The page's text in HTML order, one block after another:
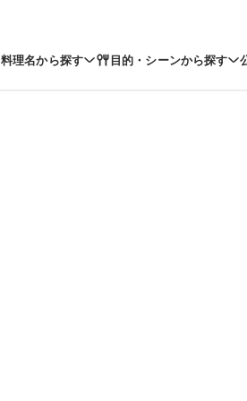
料理名から探す 目的・シーンから探す